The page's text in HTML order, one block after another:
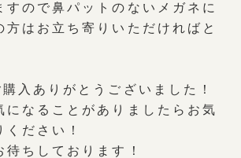
すので鼻パットのないメガネに
方はお立ち寄りいただければと
入ありがとうございました！
になることがありましたらお気
ださい！
待ちしております！